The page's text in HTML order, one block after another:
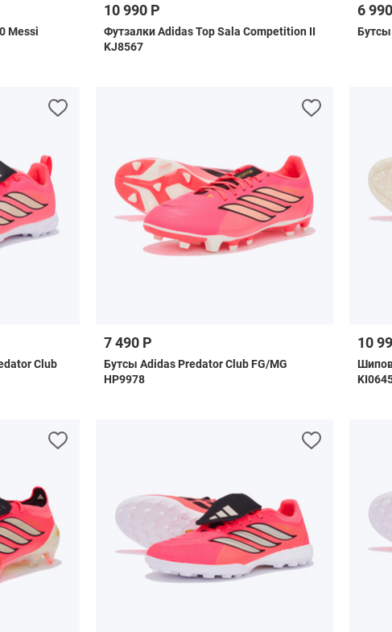
Messi
10 990 Р
Футзалки Adidas Top Sala Competition II
KJ8567
6
Бутсы
Club
7 490 Р
Бутсы Adidas Predator Club FG/MG
HP9978
10